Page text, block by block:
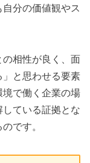
分の価値観やス
の相性が良く、面
と思わせる要素
境で働く企業の場
ている証拠とな
です。